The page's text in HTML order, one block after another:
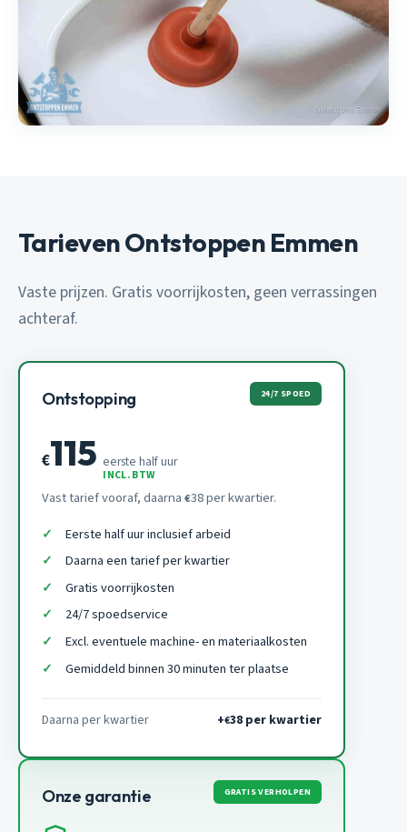
Tarieven Ontstoppen Emmen
Vaste prijzen. Gratis voorrijkosten, geen verrassingen
achteraf.
Ontstopping 24/7 SPOED
€115 eerste half uur
INCL. BTW
Vast tarief vooraf, daarna €38 per kwartier.
Eerste half uur inclusief arbeid
Daarna een tarief per kwartier
Gratis voorrijkosten
24/7 spoedservice
Excl. eventuele machine- en materiaalkosten
Gemiddeld binnen 30 minuten ter plaatse
Daarna per kwartier +€38 per kwartier
Onze garantie GRATIS VERHOLPEN